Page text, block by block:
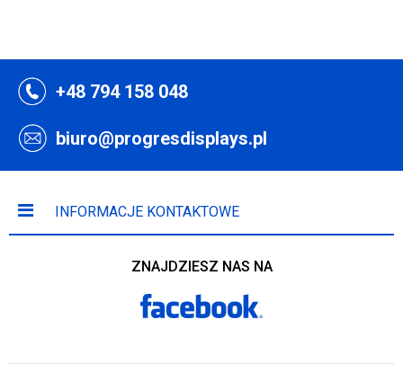
+48 794 158 048
biuro@progresdisplays.pl
INFORMACJE KONTAKTOWE
ZNAJDZIESZ NAS NA